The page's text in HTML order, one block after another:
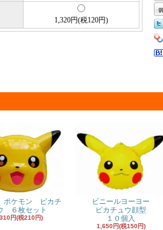
1,320円(税120円)
ポケモン ピカチ
６枚セット
円(税210円)
ビニールヨーヨー
ピカチュウ顔型
１０個入
1,650円(税150円)